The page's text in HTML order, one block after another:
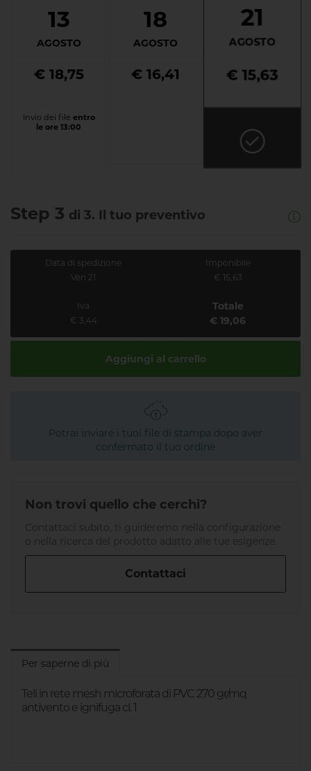
13
AGOSTO
€ 18,75
Invio dei file entro
le ore 13:00
18
AGOSTO
€ 16,41
21
AGOSTO
€ 15,63
Step 3 di 3. Il tuo preventivo
Data di spedizione
Ven 21
Imponibile
€ 15,63
Iva
€ 3,44
Totale
€ 19,06
Aggiungi al carrello
Potrai inviare i tuoi file di stampa dopo aver
confermato il tuo ordine
Non trovi quello che cerchi?
Contattaci subito, ti guideremo nella configurazione
o nella ricerca del prodotto adatto alle tue esigenze.
Contattaci
Per saperne di più
Teli in rete mesh microforata di PVC 270 gr/mq
antivento e ignifuga cl. 1